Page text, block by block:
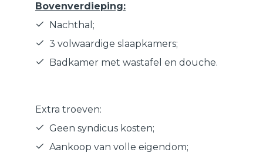
Bovenverdieping:
Nachthal;
3 volwaardige slaapkamers;
Badkamer met wastafel en douche.
Extra troeven:
Geen syndicus kosten;
Aankoop van volle eigendom;